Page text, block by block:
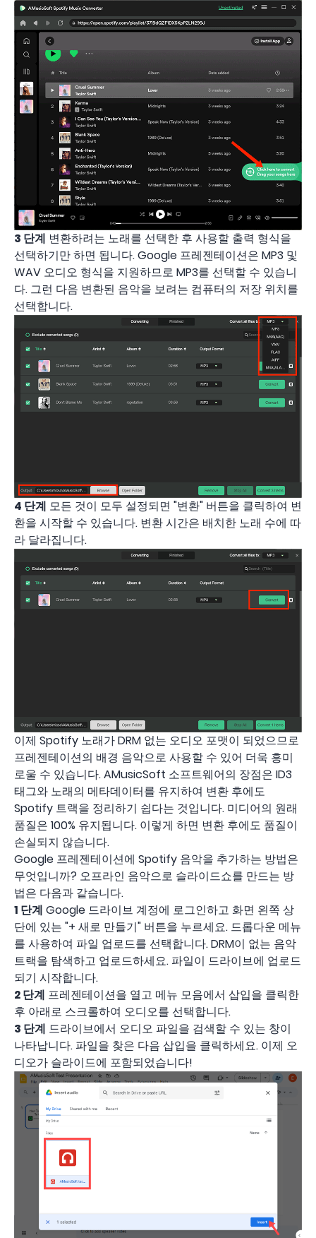
3 단계 변환하려는 노래를 선택한 후 사용할 출력 형식을
선택하기만 하면 됩니다. Google 프레젠테이션은 MP3 및
WAV 오디오 형식을 지원하므로 MP3를 선택할 수 있습니
다. 그런 다음 변환된 음악을 보려는 컴퓨터의 저장 위치를 ​​
선택합니다.
4 단계 모든 것이 모두 설정되면 "변환" 버튼을 클릭하여 변
환을 시작할 수 있습니다. 변환 시간은 배치한 노래 수에 따
라 달라집니다.
이제 Spotify 노래가 DRM 없는 오디오 포맷이 되었으므로
프레젠테이션의 배경 음악으로 사용할 수 있어 더욱 흥미
로울 수 있습니다. AMusicSoft 소프트웨어의 장점은 ID3
태그와 노래의 메타데이터를 유지하여 변환 후에도
Spotify 트랙을 정리하기 쉽다는 것입니다. 미디어의 원래
품질은 100% 유지됩니다. 이렇게 하면 변환 후에도 품질이
손실되지 않습니다.
Google 프레젠테이션에 Spotify 음악을 추가하는 방법은
무엇입니까? 오프라인 음악으로 슬라이드쇼를 만드는 방
법은 다음과 같습니다.
1 단계 Google 드라이브 계정에 로그인하고 화면 왼쪽 상
단에 있는 "+ 새로 만들기" 버튼을 누르세요. 드롭다운 메뉴
를 사용하여 파일 업로드를 선택합니다. DRM이 없는 음악
트랙을 탐색하고 업로드하세요. 파일이 드라이브에 업로드
되기 시작합니다.
2 단계 프레젠테이션을 열고 메뉴 모음에서 삽입을 클릭한
후 아래로 스크롤하여 오디오를 선택합니다.
3 단계 드라이브에서 오디오 파일을 검색할 수 있는 창이
나타납니다. 파일을 찾은 다음 삽입을 클릭하세요. 이제 오
디오가 슬라이드에 포함되었습니다!